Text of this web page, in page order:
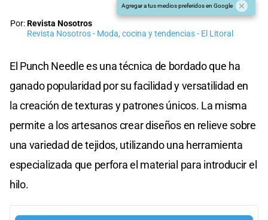
Agregar a tus medios preferidos en Google
Por:Revista Nosotros
Revista Nosotros - Moda, cocina y tendencias - El Litoral
El Punch Needle es una técnica de bordado que ha
ganado popularidad por su facilidad y versatilidad en
la creación de texturas y patrones únicos. La misma
permite a los artesanos crear diseños en relieve sobre
una variedad de tejidos, utilizando una herramienta
especializada que perfora el material para introducir el
hilo.